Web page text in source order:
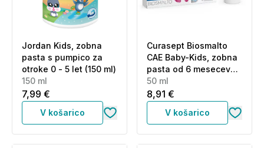
Jordan Kids, zobna
pasta s pumpico za
otroke 0 - 5 let (150 ml)
150 ml
7,99 €
V košarico
Curasept Biosmalto
CAE Baby-Kids, zobna
pasta od 6 mesecev
do 6 let brez fluorida -
okus jagode (50 ml)
50 ml
8,91 €
V košarico